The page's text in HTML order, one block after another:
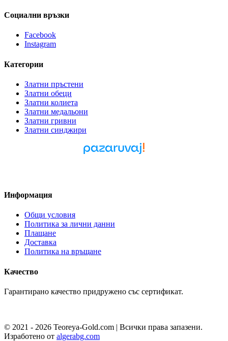
Социални връзки
Facebook
Instagram
Категории
Златни пръстени
Златни обеци
Златни колиета
Златни медальони
Златни гривни
Златни синджири
Информация
Общи условия
Политика за лични данни
Плащане
Доставка
Политика на връщане
Качество
Гарантирано качество придружено със сертификат.
© 2021 - 2026 Teoreya-Gold.com | Всички права запазени.
Изработено от algerabg.com